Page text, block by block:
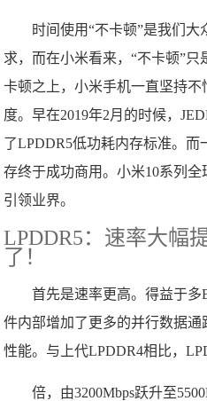
时间使用“不卡顿”是我们
求，而在小米看来，“不卡顿”
卡顿之上，小米手机一直坚持
度。早在2019年2月的时候，
了LPDDR5低功耗内存标准。而
存终于成功商用。小米10系列
引领业界。
LPDDR5：速率大幅
了！
首先是速率更高。得益于多
件内部增加了更多的并行数据
性能。与上代LPDDR4相比，
倍，由3200Mbps跃升至